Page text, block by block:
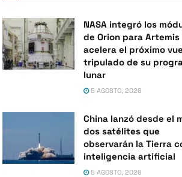
NASA integró los
de Orion para Artemis
acelera el próximo
tripulado de su
lunar
5 AGOSTO, 2026
China lanzó desde el
dos satélites que
observarán la Tierra
inteligencia artificial
5 AGOSTO, 2026